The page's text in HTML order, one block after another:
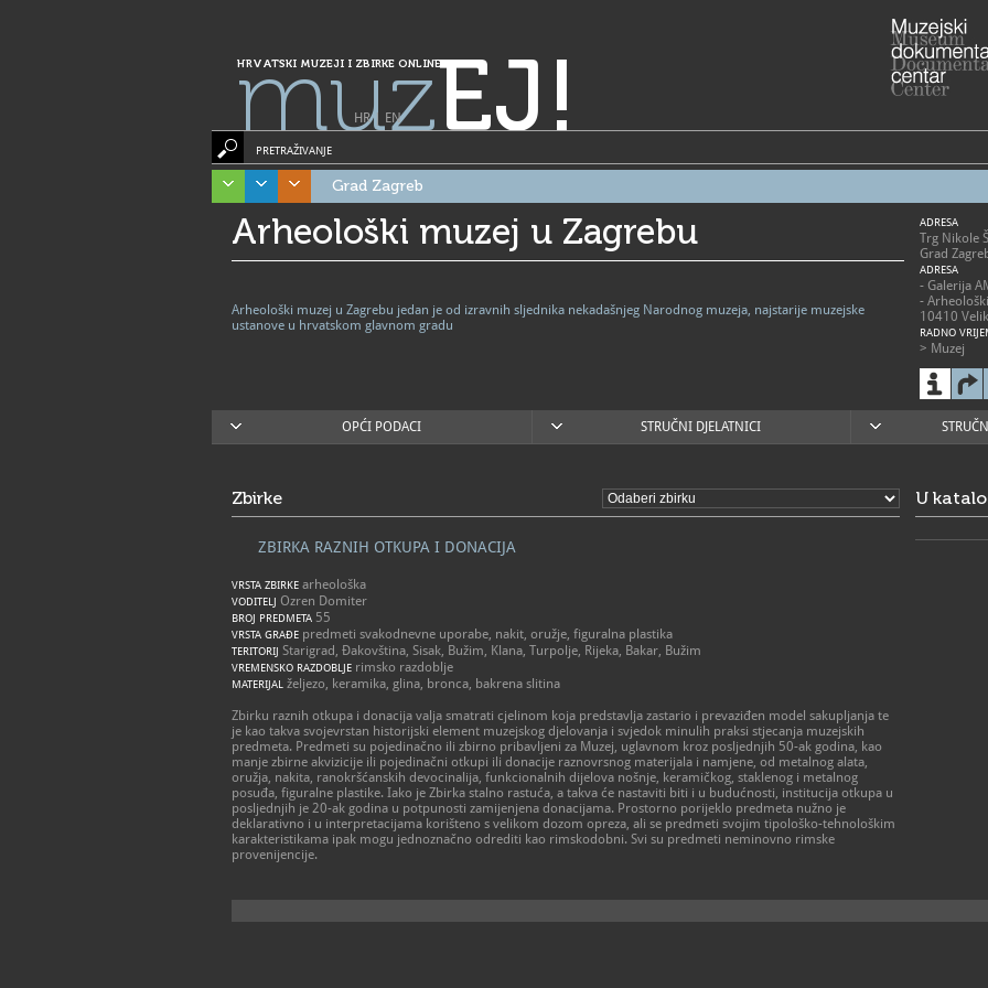
HRVATSKI MUZEJI I ZBIRKE ONLINE
muzEJ!
HR| EN
PRETRAŽIVANJE
Grad Zagreb
Arheološki muzej u Zagrebu
Arheološki muzej u Zagrebu jedan je od izravnih sljednika nekadašnjeg Narodnog muzeja, najstarije muzejske
ustanove u hrvatskom glavnom gradu
ADRESA
Trg Nikole
Grad
ADRESA
- Galerija
-
10410
RADNO
> Muzej
- subota
- nedjelja
-
- od
prema
OPĆI PODACI STRUČNI DJELATNICI
Zbirke
ZBIRKA RAZNIH OTKUPA I DONACIJA
VRSTA ZBIRKE arheološka
VODITELJ Ozren Domiter
BROJ PREDMETA 55
VRSTA GRAĐE predmeti svakodnevne uporabe, nakit, oružje, figuralna plastika
TERITORIJ Starigrad, Ðakovština, Sisak, Bužim, Klana, Turpolje, Rijeka, Bakar, Bužim
VREMENSKO RAZDOBLJE rimsko razdoblje
MATERIJAL željezo, keramika, glina, bronca, bakrena slitina
Zbirku raznih otkupa i donacija valja smatrati cjelinom koja predstavlja zastario i prevaziđen model sakupljanja te
je kao takva svojevrstan historijski element muzejskog djelovanja i svjedok minulih praksi stjecanja muzejskih
predmeta. Predmeti su pojedinačno ili zbirno pribavljeni za Muzej, uglavnom kroz posljednjih 50-ak godina, kao
manje zbirne akvizicije ili pojedinačni otkupi ili donacije raznovrsnog materijala i namjene, od metalnog alata,
oružja, nakita, ranokršćanskih devocinalija, funkcionalnih dijelova nošnje, keramičkog, staklenog i metalnog
posuđa, figuralne plastike. Iako je Zbirka stalno rastuća, a takva će nastaviti biti i u budućnosti, institucija otkupa u
posljednjih je 20-ak godina u potpunosti zamijenjena donacijama. Prostorno porijeklo predmeta nužno je
deklarativno i u interpretacijama korišteno s velikom dozom opreza, ali se predmeti svojim tipološko-tehnološkim
karakteristikama ipak mogu jednoznačno odrediti kao rimskodobni. Svi su predmeti neminovno rimske
provenijencije.
U